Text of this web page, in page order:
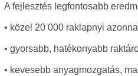
A fejlesztés legfontosabb
• közel 20 000 raklapnyi
• gyorsabb, hatékonyabb
• kevesebb anyagmozgatás,